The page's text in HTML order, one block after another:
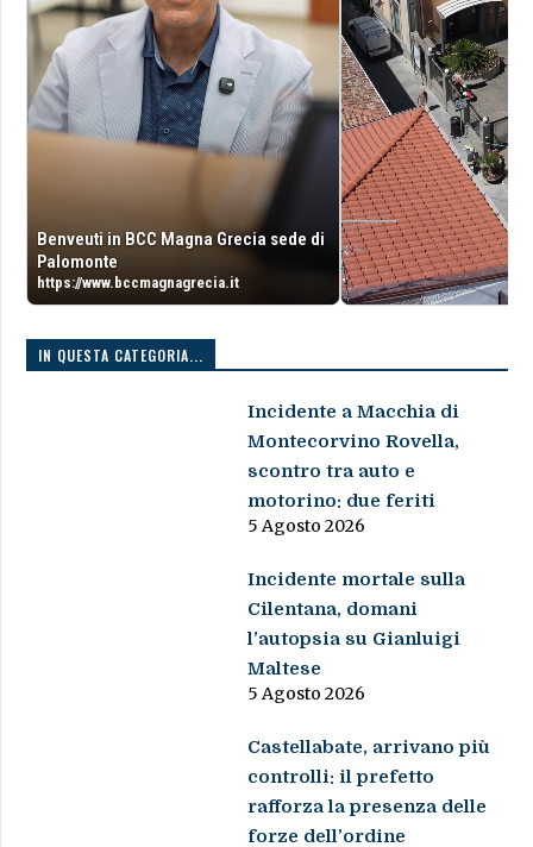
Benveuti in BCC Magna Grecia sede di
Palomonte
https://www.bccmagnagrecia.it
IN QUESTA CATEGORIA...
Incidente a Macchia di
Montecorvino Rovella,
scontro tra auto e
motorino: due feriti
5 Agosto 2026
Incidente mortale sulla
Cilentana, domani
l’autopsia su Gianluigi
Maltese
5 Agosto 2026
Castellabate, arrivano più
controlli: il prefetto
rafforza la presenza delle
forze dell’ordine